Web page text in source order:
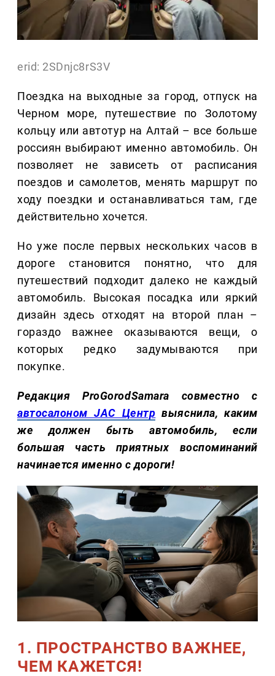
erid: 2SDnjc8rS3V
Поездка на выходные за город, отпуск на
Черном море, путешествие по Золотому
кольцу или автотур на Алтай – все больше
россиян выбирают именно автомобиль. Он
позволяет не зависеть от расписания
поездов и самолетов, менять маршрут по
ходу поездки и останавливаться там, где
действительно хочется.
Но уже после первых нескольких часов в
дороге становится понятно, что для
путешествий подходит далеко не каждый
автомобиль. Высокая посадка или яркий
дизайн здесь отходят на второй план –
гораздо важнее оказываются вещи, о
которых редко задумываются при
покупке.
Редакция ProGorodSamara совместно с
автосалоном JAC Центр выяснила, каким
же должен быть автомобиль, если
большая часть приятных воспоминаний
начинается именно с дороги!
1. ПРОСТРАНСТВО ВАЖНЕЕ,
ЧЕМ КАЖЕТСЯ!